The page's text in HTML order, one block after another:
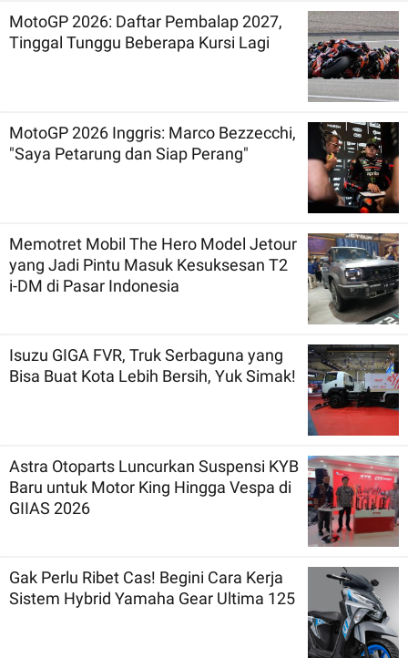
MotoGP 2026: Daftar Pembalap 2027,
Tinggal Tunggu Beberapa Kursi Lagi
MotoGP 2026 Inggris: Marco Bezzecchi,
"Saya Petarung dan Siap Perang"
Memotret Mobil The Hero Model Jetour
yang Jadi Pintu Masuk Kesuksesan T2
i-DM di Pasar Indonesia
Isuzu GIGA FVR, Truk Serbaguna yang
Bisa Buat Kota Lebih Bersih, Yuk Simak!
Astra Otoparts Luncurkan Suspensi KYB
Baru untuk Motor King Hingga Vespa di
GIIAS 2026
Gak Perlu Ribet Cas! Begini Cara Kerja
Sistem Hybrid Yamaha Gear Ultima 125